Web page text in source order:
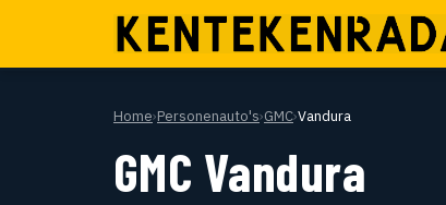
Home›Personenauto's›GMC›Vandura
GMC Vandura